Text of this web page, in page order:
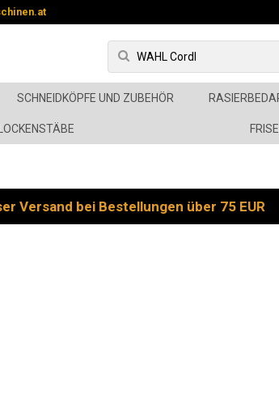
SCHNEIDKÖPFE UND ZUBEHÖR
Versand bei Bestellungen über 75 EUR